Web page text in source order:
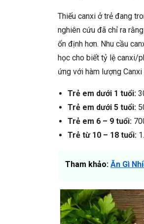
Thiếu canxi ở trẻ đang
nghiên cứu đã chỉ ra
ổn định hơn. Nhu cầu
học cho biết tỷ lệ canxi/
ứng với hàm lượng Canxi
Trẻ em dưới 1 tuổi:
Trẻ em dưới 5 tuổi:
Trẻ em 6 – 9 tuổi:
Trẻ từ 10 – 18 tuổi:
Tham khảo: Ăn Gì